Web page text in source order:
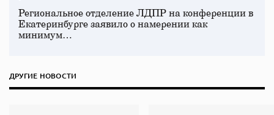
Региональное отделение ЛДПР на конференции в
Екатеринбурге заявило о намерении как
минимум…
ДРУГИЕ НОВОСТИ